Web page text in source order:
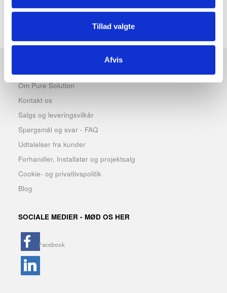
Tillad valgte
Afvis
Samme model fås også ibørstet rustfri stål.
Om Pure Solution
Kontakt os
Salgs og leveringsvilkår
Spørgsmål og svar - FAQ
Udtalelser fra kunder
Forhandler, Installatør og projektsalg
Cookie- og privatlivspolitik
Blog
SOCIALE MEDIER - MØD OS HER